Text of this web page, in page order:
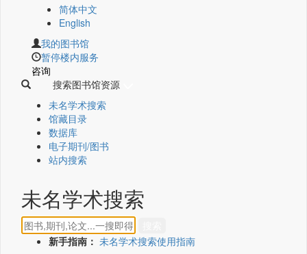
简体中文
English
我的图书馆
暂停楼内服务
咨询
搜索图书馆资源
未名学术搜索
馆藏目录
数据库
电子期刊/图书
站内搜索
未名学术搜索
新手指南： 未名学术搜索使用指南